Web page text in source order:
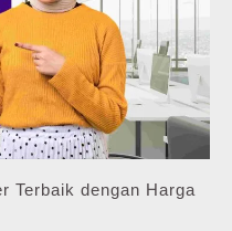
Terbaik dengan Harga